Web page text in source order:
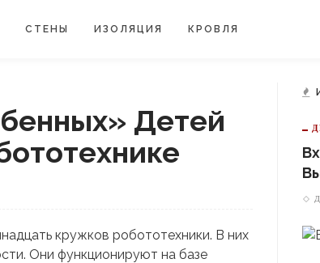
СТЕНЫ ИЗОЛЯЦИЯ КРОВЛЯ
Детей
кружков робототехники. В них
Они функционируют на базе